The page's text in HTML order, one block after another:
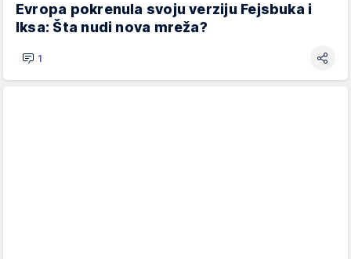
Evropa pokrenula svoju verziju Fejsbuka i
Iksa: Šta nudi nova mreža?
1